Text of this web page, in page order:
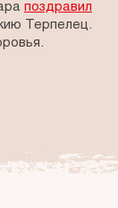
поздравил
Терпелец.